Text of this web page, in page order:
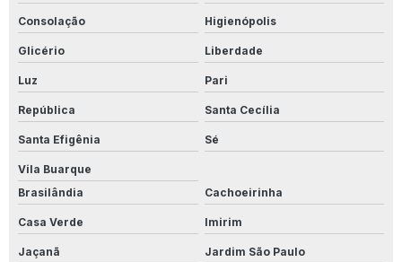
Limpa Alumínio Industrial
Limpa Alumínio Líquido
Limpa Aluminio Motor
Limpa Aluminio Onde Comprar
Limpa Alumínio Preço
Limpa Alumínio Rosa
Consolação Higienópolis
Glicério Liberdade
Luz Pari
República Santa Cecília
Santa Efigênia Sé
Vila Buarque
Brasilândia
Cachoeirinha
Casa Verde Imirim
Jaçanã Jardim São Paulo